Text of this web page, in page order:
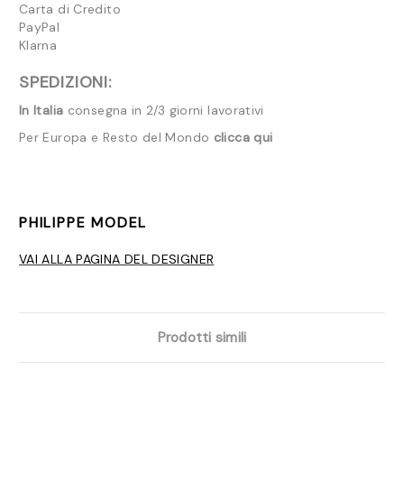
Carta di Credito
PayPal
Klarna
SPEDIZIONI:
In Italia consegna in 2/3 giorni lavorativi
Per Europa e Resto del Mondo clicca qui
PHILIPPE MODEL
VAI ALLA PAGINA DEL DESIGNER
Prodotti simili